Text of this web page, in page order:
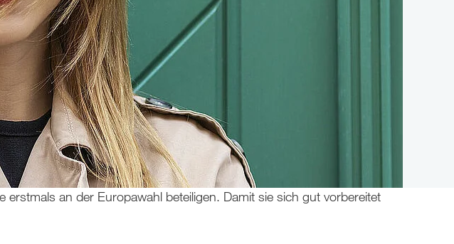
an der Europawahl beteiligen. Damit sie sich gut vorbereitet